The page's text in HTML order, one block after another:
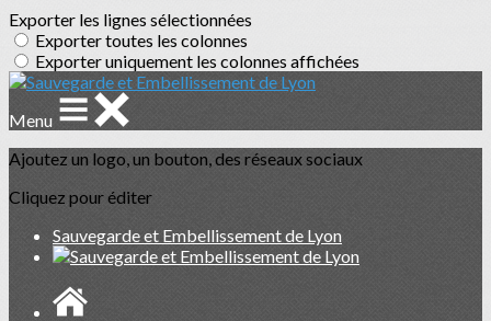
Exporter les lignes sélectionnées
Exporter toutes les colonnes
Exporter uniquement les colonnes affichées
Menu
Ajoutez un logo, un bouton, des réseaux sociaux
Cliquez pour éditer
Sauvegarde et Embellissement de Lyon